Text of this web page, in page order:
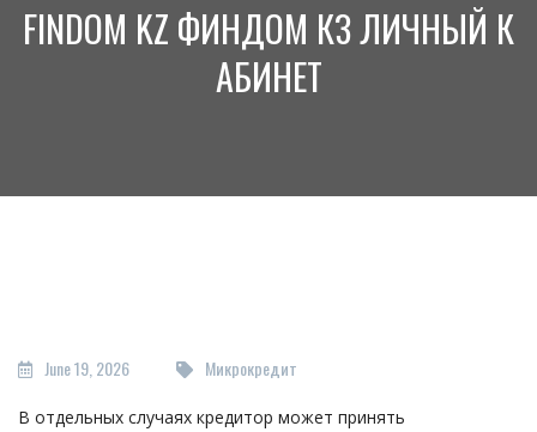
FINDOM KZ ФИНДОМ КЗ ЛИЧНЫЙ К
АБИНЕТ
June 19, 2026 Микрокредит
В отдельных случаях кредитор может принять